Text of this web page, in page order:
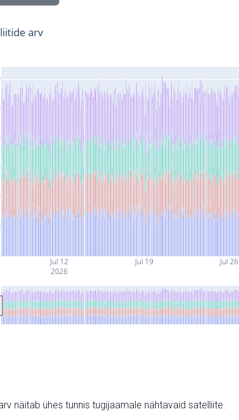
Jul 12
2026
Jul 19 Jul 26
arv
näitab ühes tunnis tugijaamale nähtavaid satelliite.